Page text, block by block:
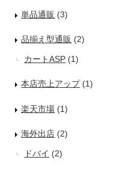
単品通販 (3)
品揃え型通販 (2)
カートASP (1)
本店売上アップ(1)
楽天市場 (1)
海外出店 (2)
ドバイ (2)